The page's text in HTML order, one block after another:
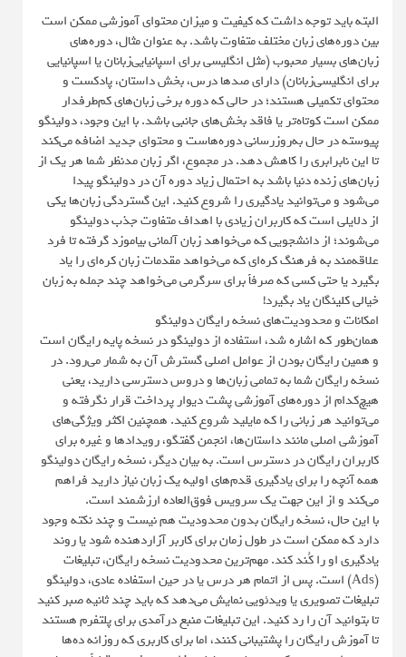
البته باید توجه داشت که کیفیت و میزان محتوای آموزشی ممکن است
بین دوره‌های زبان مختلف متفاوت باشد. به عنوان مثال، دوره‌های
زبان‌های بسیار محبوب (مثل انگلیسی برای اسپانیایی‌زبانان یا اسپانیایی
برای انگلیسی‌زبانان) دارای صدها درس، بخش داستان، پادکست و
محتوای تکمیلی هستند؛ در حالی که دوره برخی زبان‌های کم‌طرفدار
ممکن است کوتاه‌تر یا فاقد بخش‌های جانبی باشد. با این وجود، دولینگو
پیوسته در حال به‌روزرسانی دوره‌هاست و محتوای جدید اضافه می‌کند
تا این نابرابری را کاهش دهد. در مجموع، اگر زبان مدنظر شما هر یک از
زبان‌های زنده دنیا باشد به احتمال زیاد دوره آن در دولینگو پیدا
می‌شود و می‌توانید یادگیری را شروع کنید. این گستردگی زبان‌ها یکی
از دلایلی است که کاربران زیادی با اهداف متفاوت جذب دولینگو
می‌شوند؛ از دانشجویی که می‌خواهد زبان آلمانی بیاموزد گرفته تا فرد
علاقه‌مند به فرهنگ کره‌ای که می‌خواهد مقدمات زبان کره‌ای را یاد
بگیرد یا حتی کسی که صرفاً برای سرگرمی می‌خواهد چند جمله به زبان
خیالی کلینگان یاد بگیرد!
امکانات و محدودیت‌های نسخه رایگان دولینگو
همان‌طور که اشاره شد، استفاده از دولینگو در نسخه پایه رایگان است
و همین رایگان بودن از عوامل اصلی گسترش آن به شمار می‌رود. در
نسخه رایگان شما به تمامی زبان‌ها و دروس دسترسی دارید، یعنی
هیچ‌کدام از دوره‌های آموزشی پشت دیوار پرداخت قرار نگرفته و
می‌توانید هر زبانی را که مایلید شروع کنید. همچنین اکثر ویژگی‌های
آموزشی اصلی مانند داستان‌ها، انجمن گفتگو، رویدادها و غیره برای
کاربران رایگان در دسترس است. به بیان دیگر، نسخه رایگان دولینگو
همه آنچه را برای یادگیری قدم‌های اولیه یک زبان نیاز دارید فراهم
می‌کند و از این جهت یک سرویس فوق‌العاده ارزشمند است.
با این حال، نسخه رایگان بدون محدودیت هم نیست و چند نکته وجود
دارد که ممکن است در طول زمان برای کاربر آزاردهنده شود یا روند
یادگیری او را کُند کند. مهم‌ترین محدودیت نسخه رایگان، تبلیغات
(Ads) است. پس از اتمام هر درس یا در حین استفاده عادی، دولینگو
تبلیغات تصویری یا ویدئویی نمایش می‌دهد که باید چند ثانیه صبر کنید
تا بتوانید آن را رد کنید. این تبلیغات منبع درآمدی برای پلتفرم هستند
تا آموزش رایگان را پشتیبانی کنند، اما برای کاربری که روزانه ده‌ها